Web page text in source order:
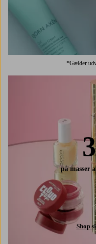
*Gælder
på masser
Shop